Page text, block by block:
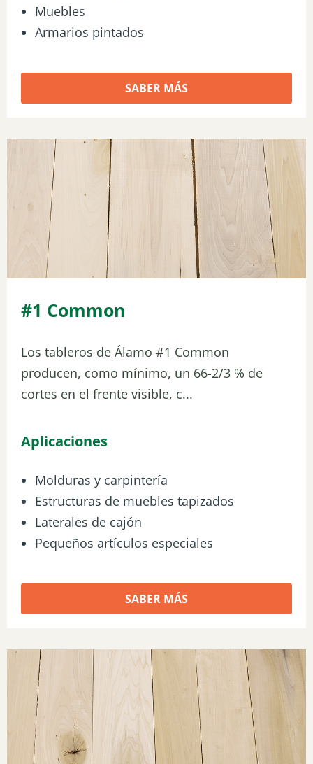
Muebles
Armarios pintados
SABER MÁS
#1 Common
Los tableros de Álamo #1 Common
producen, como mínimo, un 66-2/3 % de
cortes en el frente visible, c...
Aplicaciones
Molduras y carpintería
Estructuras de muebles tapizados
Laterales de cajón
Pequeños artículos especiales
SABER MÁS